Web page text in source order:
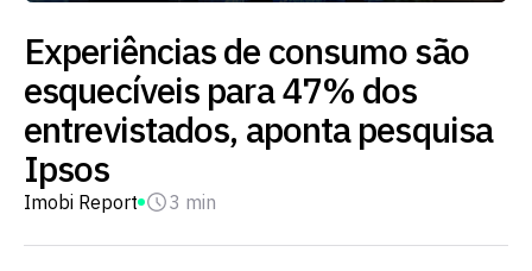
Experiências de consumo são
esquecíveis para 47% dos
entrevistados, aponta pesquisa
Ipsos
Imobi Report 3 min